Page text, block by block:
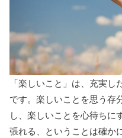
「楽しいこと」は、充実
です。楽しいことを思う存
し、楽しいことを心待ちに
張れる、ということは確か